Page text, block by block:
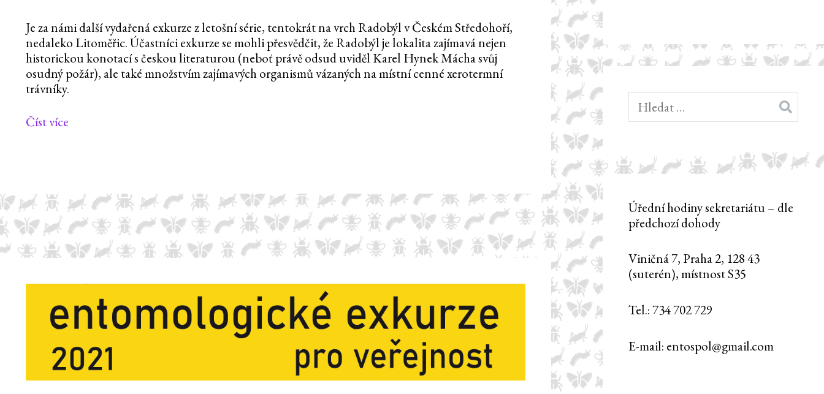
Je za námi další vydařená exkurze z letošní série, tentokrát na vrch Radobýl v Českém Středohoří,
nedaleko Litoměřic. Účastníci exkurze se mohli přesvědčit, že Radobýl je lokalita zajímavá nejen
historickou konotací s českou literaturou (neboť právě odsud uviděl Karel Hynek Mácha svůj
osudný požár), ale také množstvím zajímavých organismů vázaných na místní cenné xerotermní
trávníky.
Číst více
Vyhledávání
Úřední hodiny sekretariátu – dle
předchozí dohody
Viničná 7, Praha 2, 128 43
(suterén), místnost S35
Tel.: 734 702 729
E-mail: entospol@gmail.com